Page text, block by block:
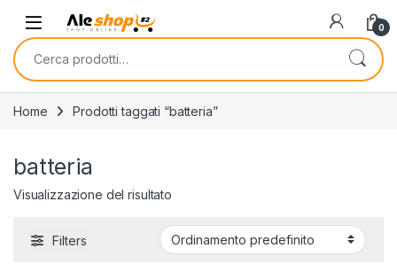
0
Cerca:
Home Prodotti taggati “batteria”
batteria
Visualizzazione del risultato
Filters